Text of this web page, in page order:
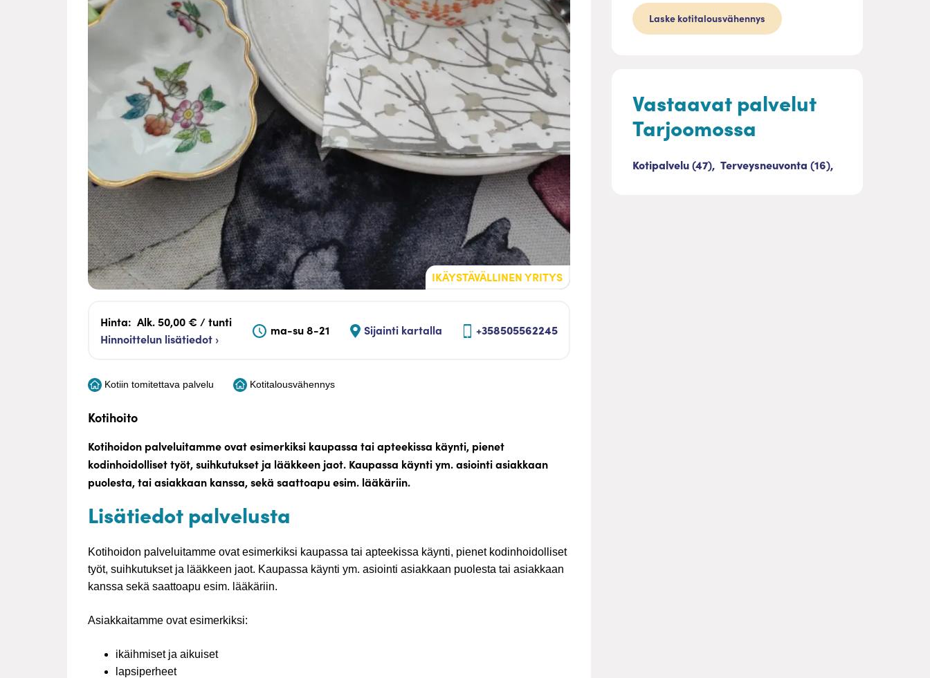
IKÄYSTÄVÄLLINEN YRITYS
Hinta: Alk. 50,00 € / tunti
Hinnoittelun lisätiedot ›
ma-su 8-21 Sijainti kartalla +358505562245
Kotiin tomitettava palvelu Kotitalousvähennys
Kotihoito
Kotihoidon palveluitamme ovat esimerkiksi kaupassa tai apteekissa käynti, pienet
kodinhoidolliset työt, suihkutukset ja lääkkeen jaot. Kaupassa käynti ym. asiointi asiakkaan
puolesta, tai asiakkaan kanssa, sekä saattoapu esim. lääkäriin.
Lisätiedot palvelusta
Kotihoidon palveluitamme ovat esimerkiksi kaupassa tai apteekissa käynti, pienet kodinhoidolliset
työt, suihkutukset ja lääkkeen jaot. Kaupassa käynti ym. asiointi asiakkaan puolesta tai asiakkaan
kanssa sekä saattoapu esim. lääkäriin.
Asiakkaitamme ovat esimerkiksi:
ikäihmiset ja aikuiset
lapsiperheet
Vastaavat palvelut
Tarjoomossa
Kotipalvelu (47), Terveysneuvonta (16),
Laske kotitalousvähennys